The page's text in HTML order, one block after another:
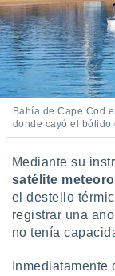
utilizar
crear un
uso de
medir el
de la
el
de
de
Bahía de Cape Cod
donde cayó el bólido
Mediante su
satélite
el destello
registrar una
no tenía